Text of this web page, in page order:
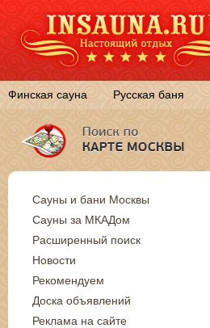
Финская сауна Русская баня
Сауны и бани Москвы
Сауны за МКАДом
Расширенный поиск
Новости
Рекомендуем
Доска объявлений
Реклама на сайте